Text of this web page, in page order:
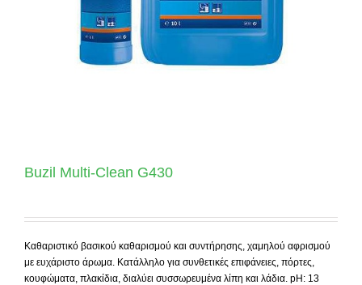
Buzil Multi-Clean G430
Καθαριστικό βασικού καθαρισμού και συντήρησης, χαμηλού αφρισμού
με ευχάριστο άρωμα. Κατάλληλο για συνθετικές επιφάνειες, πόρτες,
κουφώματα, πλακίδια, διαλύει συσσωρευμένα λίπη και λάδια. pH: 13